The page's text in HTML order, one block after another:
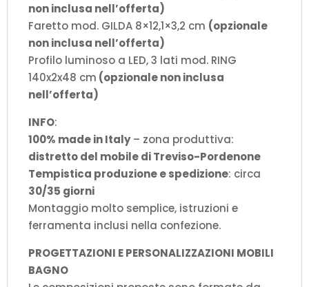
non inclusa nell’offerta)
Faretto mod. GILDA 8×12,1×3,2 cm (opzionale
non inclusa nell’offerta)
Profilo luminoso a LED, 3 lati mod. RING
140x2x48 cm (opzionale non inclusa
nell’offerta)
INFO:
100% made in Italy– zona produttiva:
distretto del mobile di Treviso-Pordenone
Tempistica produzione e spedizione: circa
30/35 giorni
Montaggio molto semplice, istruzioni e
ferramenta inclusi nella confezione.
PROGETTAZIONI E PERSONALIZZAZIONI MOBILI
BAGNO